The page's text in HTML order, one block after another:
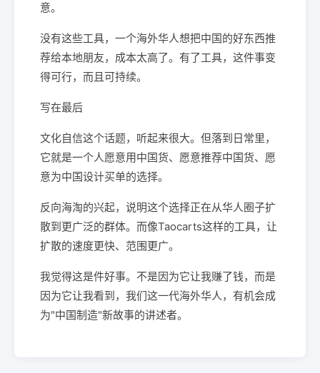
意。
没有这些工具，一个海外华人想把中国的好东西推
荐给本地朋友，成本太高了。有了工具，这件事变
得可行，而且可持续。
写在最后
文化自信这个话题，听起来很大。但落到日常里，
它就是一个人愿意用中国货、愿意推荐中国货、愿
意为中国设计买单的选择。
反向海淘的兴起，说明这个选择正在从华人圈子扩
散到更广泛的群体。而像Taocarts这样的工具，让
扩散的速度更快、范围更广。
我觉得这是件好事。不是因为它让我赚了钱，而是
因为它让我看到，我们这一代海外华人，有机会成
为"中国制造"新故事的讲述者。